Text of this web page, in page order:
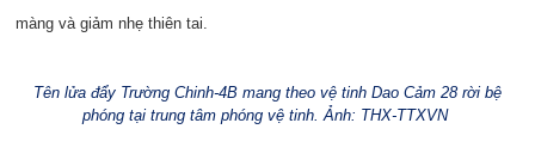
màng và giảm nhẹ thiên tai.
Tên lửa đẩy Trường Chinh-4B mang theo vệ tinh Dao Cảm 28 rời bệ
phóng tại trung tâm phóng vệ tinh. Ảnh: THX-TTXVN